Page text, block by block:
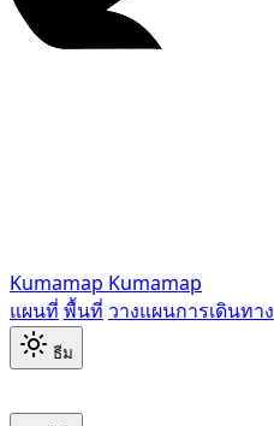
Kumamap Kumamap
แผนที่ พื้นที่ วางแผนการเดินทาง
ธีม